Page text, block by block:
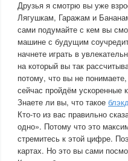
Друзья я смотрю вы уже
Лягушкам, Гаражам и
сами подумайте с кем вы
машине с будущим
начнете играть в
на который вы так
потому, что вы не
сейчас пройдём ускоренные
Знаете ли вы, что такое
Кто-то из вас правильно
одно». Потому что это
стремитесь к этой цифре.
картах. Но это вы сами